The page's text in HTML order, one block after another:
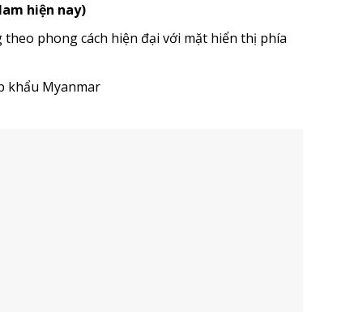
hiện nay)
phong cách hiện đại với mặt hiển thị phía
khẩu Myanmar